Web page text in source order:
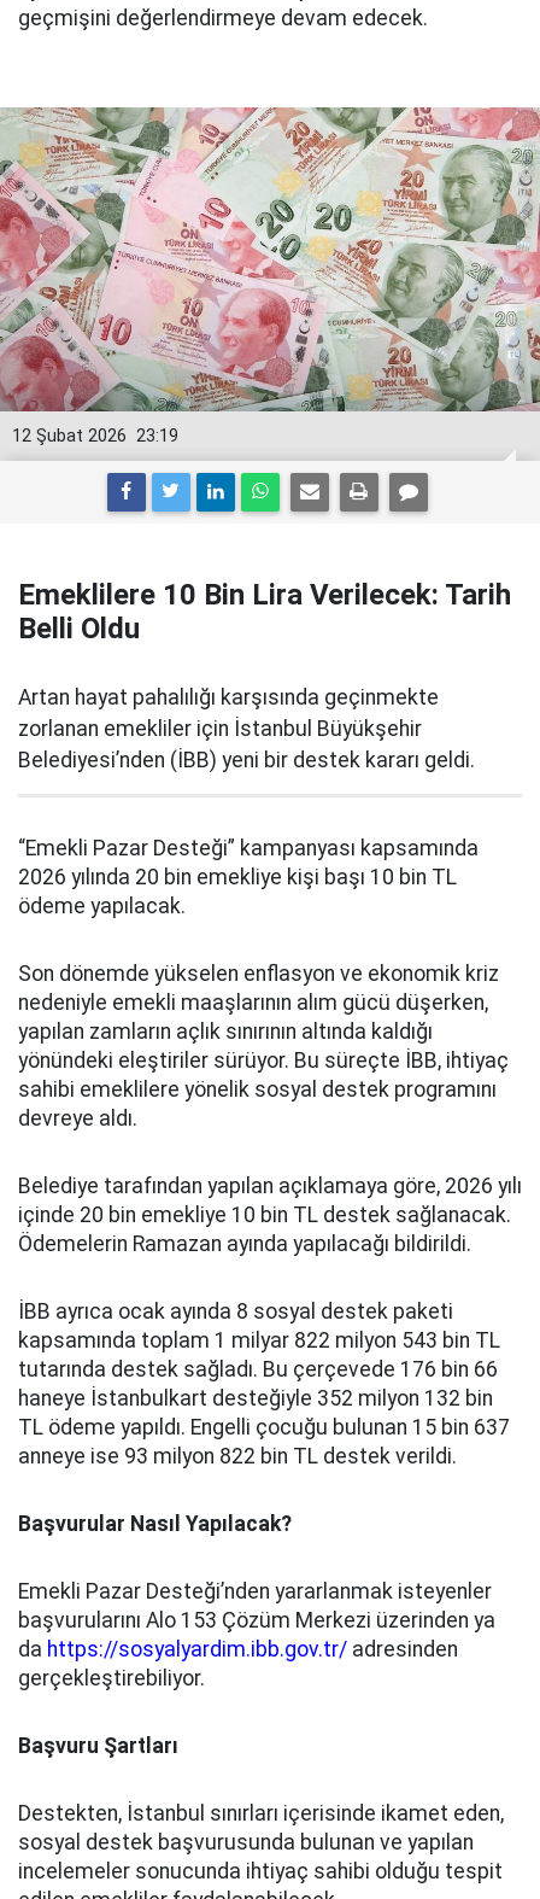
geçmişini değerlendirmeye devam edecek.
23:19
12 Şubat 2026
Emeklilere 10 Bin Lira Verilecek: Tarih
Belli Oldu
Artan hayat pahalılığı karşısında geçinmekte
zorlanan emekliler için İstanbul Büyükşehir
Belediyesi’nden (İBB) yeni bir destek kararı geldi.
“Emekli Pazar Desteği” kampanyası kapsamında
2026 yılında 20 bin emekliye kişi başı 10 bin TL
ödeme yapılacak.
Son dönemde yükselen enflasyon ve ekonomik kriz
nedeniyle emekli maaşlarının alım gücü düşerken,
yapılan zamların açlık sınırının altında kaldığı
yönündeki eleştiriler sürüyor. Bu süreçte İBB, ihtiyaç
sahibi emeklilere yönelik sosyal destek programını
devreye aldı.
Belediye tarafından yapılan açıklamaya göre, 2026 yılı
içinde 20 bin emekliye 10 bin TL destek sağlanacak.
Ödemelerin Ramazan ayında yapılacağı bildirildi.
İBB ayrıca ocak ayında 8 sosyal destek paketi
kapsamında toplam 1 milyar 822 milyon 543 bin TL
tutarında destek sağladı. Bu çerçevede 176 bin 66
haneye İstanbulkart desteğiyle 352 milyon 132 bin
TL ödeme yapıldı. Engelli çocuğu bulunan 15 bin 637
anneye ise 93 milyon 822 bin TL destek verildi.
Başvurular Nasıl Yapılacak?
Emekli Pazar Desteği’nden yararlanmak isteyenler
başvurularını Alo 153 Çözüm Merkezi üzerinden ya
da https://sosyalyardim.ibb.gov.tr/ adresinden
gerçekleştirebiliyor.
Başvuru Şartları
Destekten, İstanbul sınırları içerisinde ikamet eden,
sosyal destek başvurusunda bulunan ve yapılan
incelemeler sonucunda ihtiyaç sahibi olduğu tespit